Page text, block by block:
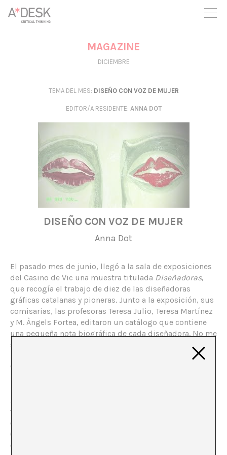
crees también en A*DESK seguimos necesitándote para poder
seguir adelante. Ahora puedes participar del proyecto y
apoyarlo.
MAGAZINE
DICIEMBRE
TEMA DEL MES: DISEÑO CON VOZ DE MUJER
EDITOR/A RESIDENTE: ANNA DOT
DISEÑO CON VOZ DE MUJER
Anna Dot
El pasado mes de junio, llegó a la sala de exposiciones
del Casino de Vic una muestra titulada Diseñadoras,
que recogía el trabajo de diez de las diseñadoras
gráficas catalanas y pioneras. Junto a la exposición, sus
comisarias, las profesoras Teresa Julio, Teresa Martínez
y M. Àngels Fortea, editaron un catálogo que contiene
una pequeña nota biográfica de cada diseñadora. No me
sonaba ni una, pero tampoco me sorprendió; sé muy
poco del mundo del diseño. Hacía poco que había
visitado el Museo del Diseño de Barcelona y me había
llamado la atención especialmente el hecho de que la
mayoría de objetos expuestos en la muestra
al museo. Diseño de producto, patrimonio cultural
firmaban diseñadores. A todo esto hay que sumar mi
encuentro constante con la etiqueta #onsonlesdones
(#dondeestanlasmujeres) corriendo en los twits de
diversas amistades de Twitter.